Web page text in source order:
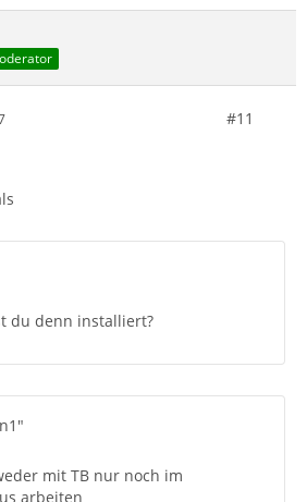
#11
du denn installiert?
mit TB nur noch im
arbeiten